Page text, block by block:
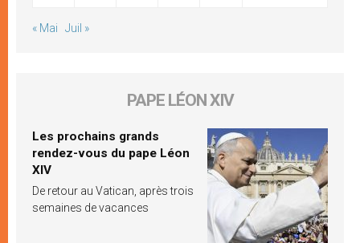
« Mai Juil »
PAPE LÉON XIV
Les prochains grands
rendez-vous du pape Léon
XIV
De retour au Vatican, après trois
semaines de vacances